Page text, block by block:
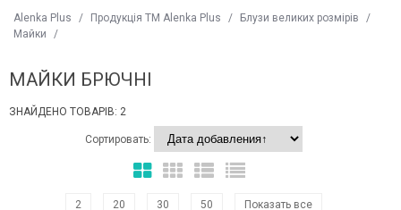
Alenka Plus / Продукція ТМ Alenka Plus / Блузи великих розмірів
/
Майки
/
МАЙКИ БРЮЧНІ
ЗНАЙДЕНО ТОВАРІВ: 2
Сортировать:
2 20 30 50 Показать все